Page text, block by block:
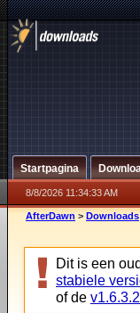
Startpagina
8/8/2026 11:34:33 AM
AfterDawn > Downloads
Dit is een
stabiele
of de